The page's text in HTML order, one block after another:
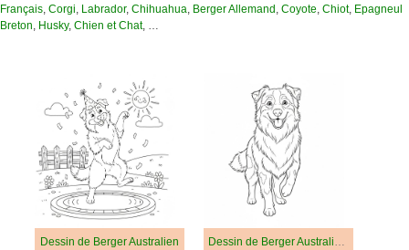
Français, Corgi, Labrador, Chihuahua, Berger Allemand , Coyote, Chiot, Epagneul
Breton, Husky, Chien et Chat, …
Dessin de Berger Australien Dessin de Berger Australien Gratuit